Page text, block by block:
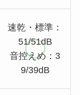
速乾・標準：
51/51dB
音控えめ：3
9/39dB